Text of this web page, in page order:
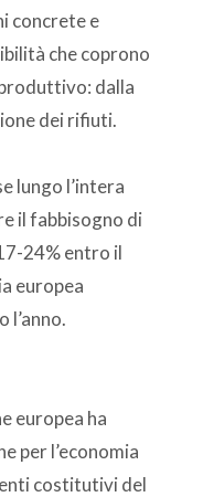
concrete e
che coprono
dalla
dei rifiuti.
lungo l’intera
il fabbisogno di
24% entro il
europea
l’anno.
europea ha
per l’economia
costitutivi del